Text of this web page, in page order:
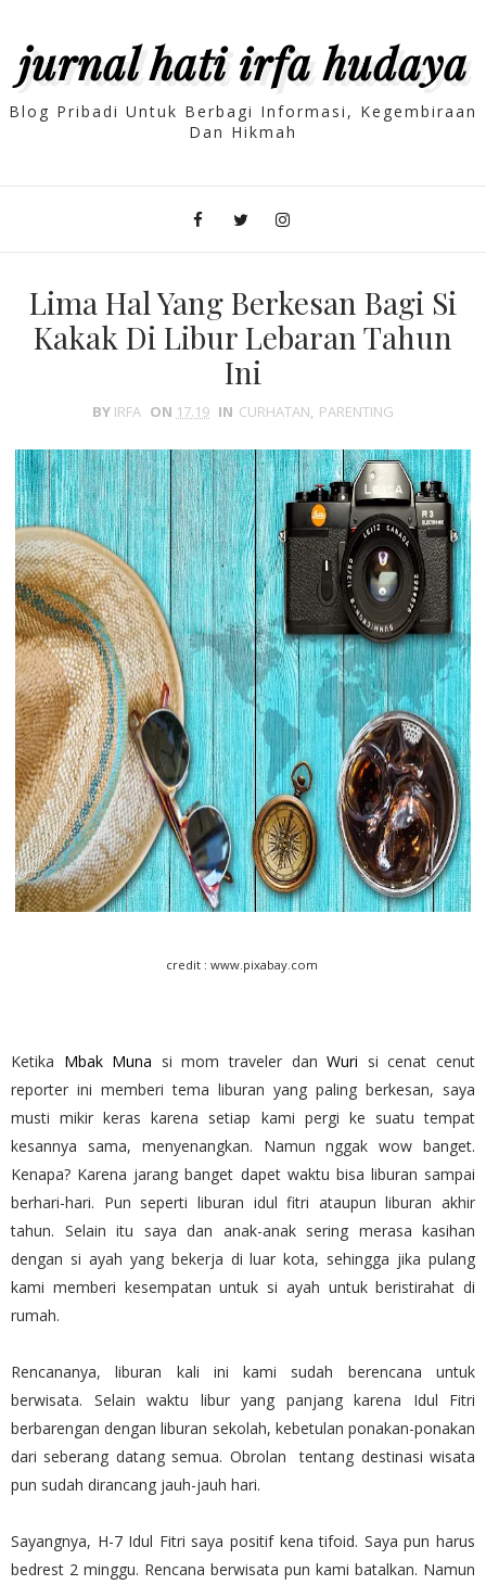
jurnal hati irfa hudaya
Blog Pribadi Untuk Berbagi Informasi, Kegembiraan
Dan Hikmah
Lima Hal Yang Berkesan Bagi Si
Kakak Di Libur Lebaran Tahun
Ini
BY IRFA ON 17.19 IN CURHATAN, PARENTING
credit : www.pixabay.com
Ketika Mbak Muna si mom traveler danWuri si cenat cenut
reporter ini memberi tema liburan yang paling berkesan, saya
musti mikir keras karena setiap kami pergi ke suatu tempat
kesannya sama, menyenangkan. Namun nggak wow banget.
Kenapa? Karena jarang banget dapet waktu bisa liburan sampai
berhari-hari. Pun seperti liburan idul fitri ataupun liburan akhir
tahun. Selain itu saya dan anak-anak sering merasa kasihan
dengan si ayah yang bekerja di luar kota, sehingga jika pulang
kami memberi kesempatan untuk si ayah untuk beristirahat di
rumah.
Rencananya, liburan kali ini kami sudah berencana untuk
berwisata. Selain waktu libur yang panjang karena Idul Fitri
berbarengan dengan liburan sekolah, kebetulan ponakan-ponakan
dari seberang datang semua. Obrolan tentang destinasi wisata
pun sudah dirancang jauh-jauh hari.
Sayangnya, H-7 Idul Fitri saya positif kena tifoid. Saya pun harus
bedrest 2 minggu. Rencana berwisata pun kami batalkan. Namun